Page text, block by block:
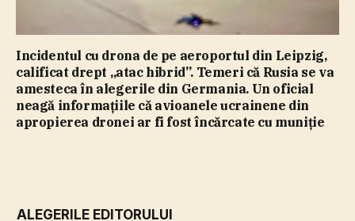
Incidentul cu drona de pe aeroportul din Leipzig,
calificat drept „atac hibrid”. Temeri că Rusia se va
amesteca în alegerile din Germania. Un oficial
neagă informaţiile că avioanele ucrainene din
apropierea dronei ar fi fost încărcate cu muniţie
ALEGERILE EDITORULUI